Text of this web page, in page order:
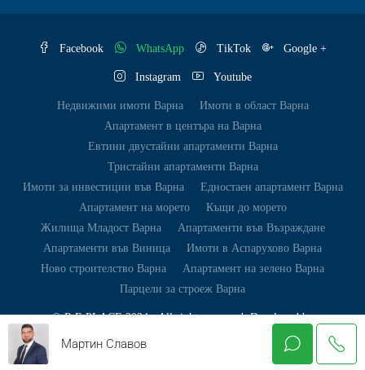
Facebook WhatsApp TikTok Google +
Instagram Youtube
Недвижими имоти Варна
Имоти в област Варна
Апартамент в центъра на Варна
Евтини двустайни апартаменти Варна
Тристайни апартаменти Варна
Имоти за инвестиции във Варна
Едностаен апартамент Варна
Апартамент на морето
Къщи до морето
Жилища Младост Варна
Апартаменти във Възраждане
Апартаменти във Виница
Имоти в Аспарухово Варна
Ново строителство Варна
Апартамент на зелено Варна
Парцели за строеж Варна
© R.E.PLACE 2024 - All rights reserved. Developed by
Mартин Славов